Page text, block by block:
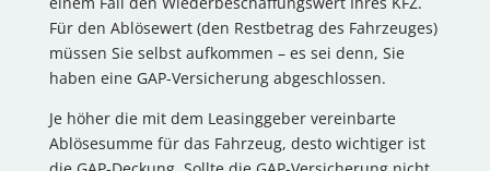
Für den Ablösewert (den Restbetrag des Fahrzeuges)
müssen Sie selbst aufkommen – es sei denn, Sie
haben eine GAP-Versicherung abgeschlossen.
Je höher die mit dem Leasinggeber vereinbarte
Ablösesumme für das Fahrzeug, desto wichtiger ist